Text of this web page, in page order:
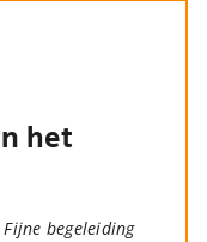
het
begeleiding